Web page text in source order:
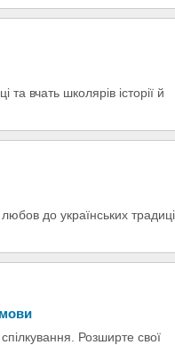
та вчать школярів історії й
до українських
Розширте свої